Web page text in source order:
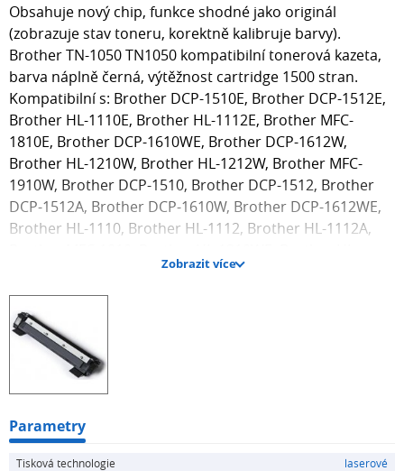
Obsahuje nový chip, funkce shodné jako originál
(zobrazuje stav toneru, korektně kalibruje barvy).
Brother TN-1050 TN1050 kompatibilní tonerová kazeta,
barva náplně černá, výtěžnost cartridge 1500 stran.
Kompatibilní s: Brother DCP-1510E, Brother DCP-1512E,
Brother HL-1110E, Brother HL-1112E, Brother MFC-
1810E, Brother DCP-1610WE, Brother DCP-1612W,
Brother HL-1210W, Brother HL-1212W, Brother MFC-
1910W, Brother DCP-1510, Brother DCP-1512, Brother
DCP-1512A, Brother DCP-1610W, Brother DCP-1612WE,
Brother HL-1110, Brother HL-1112, Brother HL-1112A,
1110R, Brother HL-1110S, Brother HL-1112S, Brother HL-
1212WE, Brother MFC-1910, Brother MFC-1910WE,
Brother DCP-1610, Brother DCP-1612, Brother HL-1210,
Brother HL-1212
Zobrazit více
Parametry
Tisková technologie
laserové